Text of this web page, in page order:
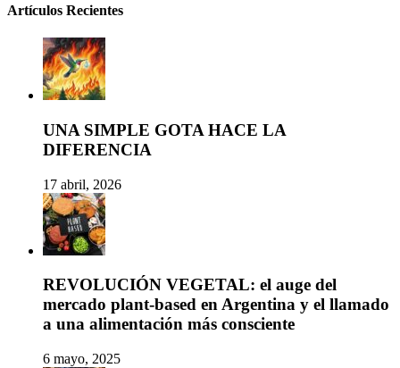
Artículos Recientes
UNA SIMPLE GOTA HACE LA
DIFERENCIA
17 abril, 2026
REVOLUCIÓN VEGETAL: el auge del
mercado plant-based en Argentina y el llamado
a una alimentación más consciente
6 mayo, 2025